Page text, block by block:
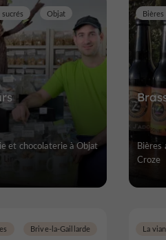
Objat
et chocolaterie à Objat
Bières
Croze
Brive-la-Gaillarde La